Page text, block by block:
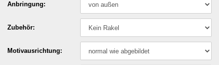
Anbringung:
Zubehör:
Motivausrichtung: